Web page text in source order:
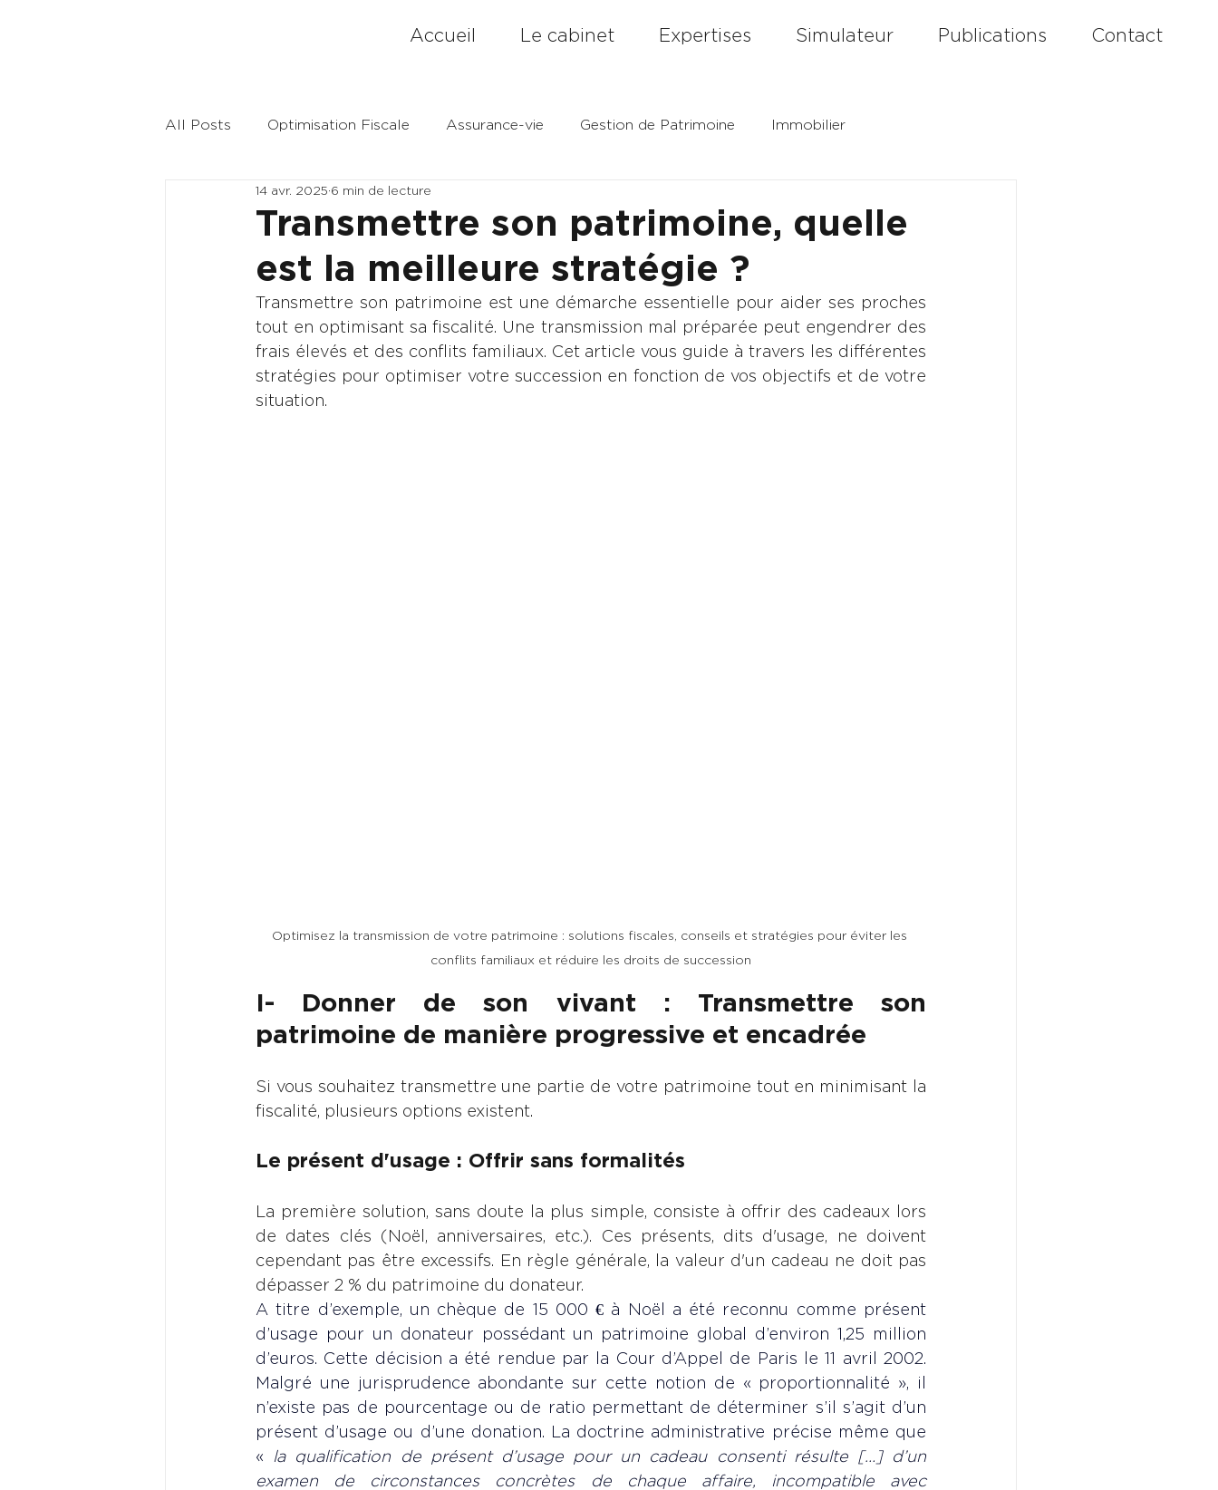
Accueil Le cabinet Expertises Simulateur Publications Contact
All Posts Optimisation Fiscale Assurance-vie Gestion de Patrimoine Immobilier
Stratégie d'investissement Entrepreneuriat
Transmettre son patrimoine, quelle
est la meilleure stratégie ?
14 avr. 2025 6 min de lecture
Transmettre son patrimoine est une démarche essentielle pour aider ses proches
tout en optimisant sa fiscalité. Une transmission mal préparée peut engendrer des
frais élevés et des conflits familiaux. Cet article vous guide à travers les différentes
stratégies pour optimiser votre succession en fonction de vos objectifs et de votre
situation.
Optimisez la transmission de votre patrimoine : solutions fiscales, conseils et stratégies pour éviter les
conflits familiaux et réduire les droits de succession
I- Donner de son vivant : Transmettre son
patrimoine de manière progressive et encadrée
Si vous souhaitez transmettre une partie de votre patrimoine tout en minimisant la
fiscalité, plusieurs options existent.
Le présent d'usage : Offrir sans formalités
La première solution, sans doute la plus simple, consiste à offrir des cadeaux lors
de dates clés (Noël, anniversaires, etc.). Ces présents, dits d'usage, ne doivent
cependant pas être excessifs. En règle générale, la valeur d'un cadeau ne doit pas
dépasser 2 % du patrimoine du donateur.
A titre d’exemple, un chèque de 15 000 € à Noël a été reconnu comme présent
d’usage pour un donateur possédant un patrimoine global d’environ 1,25 million
d’euros. Cette décision a été rendue par la Cour d’Appel de Paris le 11 avril 2002.
Malgré une jurisprudence abondante sur cette notion de « proportionnalité », il
n’existe pas de pourcentage ou de ratio permettant de déterminer s’il s’agit d’un
présent d’usage ou d’une donation. La doctrine administrative précise même que
« la qualification de présent d’usage pour un cadeau consenti résulte […] d’un
examen de circonstances concrètes de chaque affaire, incompatible avec